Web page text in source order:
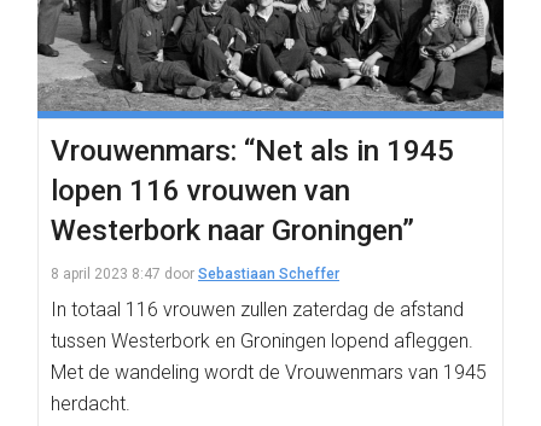
Vrouwenmars: “Net als in 1945
lopen 116 vrouwen van
Westerbork naar Groningen”
8 april 2023 8:47 door Sebastiaan Scheffer
In totaal 116 vrouwen zullen zaterdag de afstand
tussen Westerbork en Groningen lopend afleggen.
Met de wandeling wordt de Vrouwenmars van 1945
herdacht.